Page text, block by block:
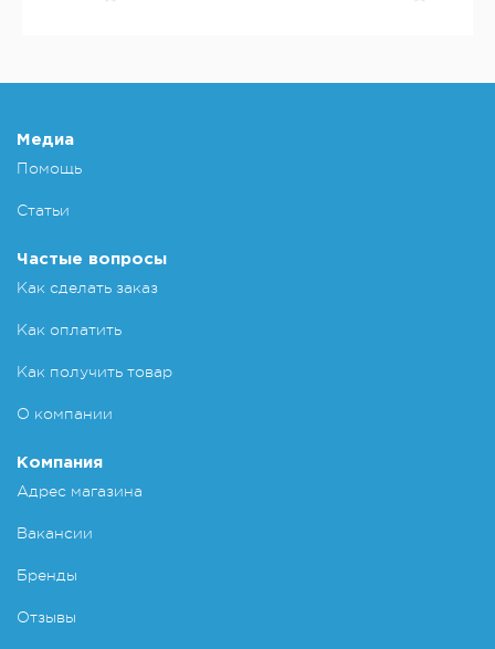
Медиа
Помощь
Статьи
Частые вопросы
Как сделать заказ
Как оплатить
Как получить товар
О компании
Компания
Адрес магазина
Вакансии
Бренды
Отзывы